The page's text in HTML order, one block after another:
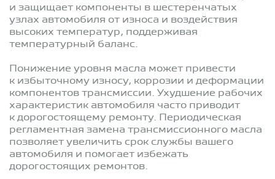
и защищает компоненты в шестеренчатых
узлах автомобиля от износа и воздействия
высоких температур, поддерживая
температурный баланс.
Понижение уровня масла может привести
к избыточному износу, коррозии и деформации
компонентов трансмиссии. Ухудшение рабочих
характеристик автомобиля часто приводит
к дорогостоящему ремонту. Периодическая
регламентная замена трансмиссионного масла
позволяет увеличить срок службы вашего
автомобиля и помогает избежать
дорогостоящих ремонтов.